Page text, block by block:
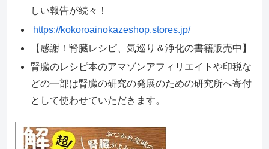
しい報告が続々！
https://kokoroainokazeshop.stores.jp/
【感謝！腎臓レシピ、気巡り＆浄化の書籍販売中】
腎臓のレシピ本のアマゾンアフィリエイトや印税な
どの一部は腎臓の研究の発展のための研究所へ寄付
として使わせていただきます。